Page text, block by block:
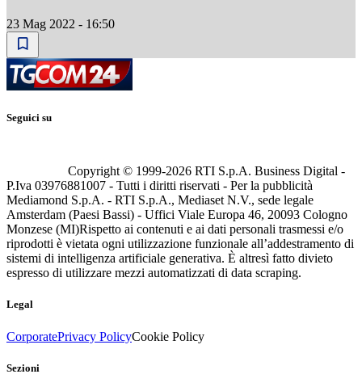
23 Mag 2022 - 16:50
Seguici su
Copyright © 1999-2026 RTI S.p.A. Business Digital -
P.Iva 03976881007 - Tutti i diritti riservati - Per la pubblicità
Mediamond S.p.A. - RTI S.p.A., Mediaset N.V., sede legale
Amsterdam (Paesi Bassi) - Uffici Viale Europa 46, 20093 Cologno
Monzese (MI)Rispetto ai contenuti e ai dati personali trasmessi e/o
riprodotti è vietata ogni utilizzazione funzionale all’addestramento di
sistemi di intelligenza artificiale generativa. È altresì fatto divieto
espresso di utilizzare mezzi automatizzati di data scraping.
Legal
CorporatePrivacy PolicyCookie Policy
Sezioni